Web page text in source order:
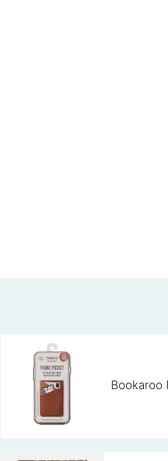
Bookaroo